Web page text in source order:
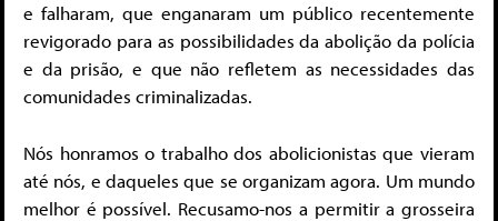
e falharam, que enganaram um público recentemente
revigorado para as possibilidades da abolição da polícia
e da prisão, e que não refletem as necessidades das
comunidades criminalizadas.
Nós honramos o trabalho dos abolicionistas que vieram
até nós, e daqueles que se organizam agora. Um mundo
melhor é possível. Recusamo-nos a permitir a grosseira